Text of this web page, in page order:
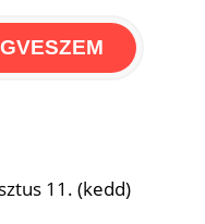
11. (kedd)